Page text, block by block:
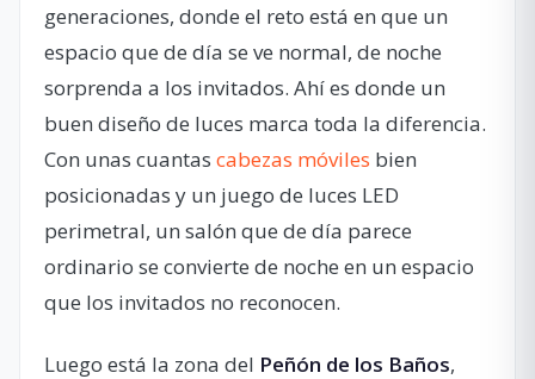
generaciones, donde el reto está en que un
espacio que de día se ve normal, de noche
sorprenda a los invitados. Ahí es donde un
buen diseño de luces marca toda la diferencia.
Con unas cuantas cabezas móviles bien
posicionadas y un juego de luces LED
perimetral, un salón que de día parece
ordinario se convierte de noche en un espacio
que los invitados no reconocen.
Luego está la zona del Peñón de los Baños,